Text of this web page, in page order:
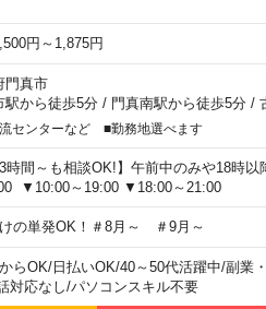
円～1,875円
門真市
駅から徒歩5分/ 門真南駅から徒歩5分/
センターなど ■勤務地選べます
3時間～も相談OK!】午前中のみや18時
▼10:00～19:00 ▼18:00～21:00
の単発OK！＃8月～ ＃9月～
らOK/日払いOK/40～50代活躍中/副業
対応なし/パソコンスキル不要